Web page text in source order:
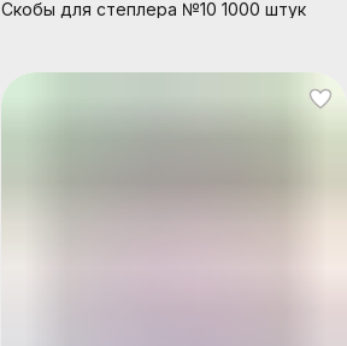
Скобы для степлера №10 1000 штук